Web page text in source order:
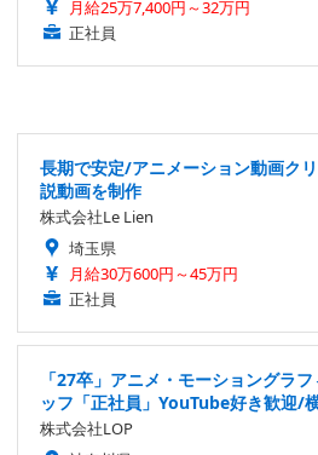
月給25万7,400円～32万円
正社員
長期で安定/アニメーション動画ク
説動画を制作
株式会社Le Lien
埼玉県
月給30万600円～45万円
正社員
「27卒」アニメ・モーショングラ
ッフ「正社員」YouTube好き歓迎/
株式会社LOP